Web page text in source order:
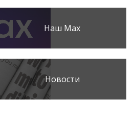
Наш Max
Новости